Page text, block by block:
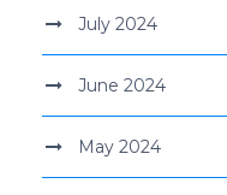
July 2024
June 2024
May 2024